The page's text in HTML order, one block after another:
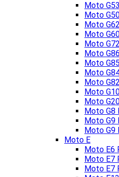
Moto G53
Moto
Moto G62
Moto
Moto G72
Moto G86
Moto G85
Moto
Moto G82
Moto
Moto
Moto G8
Moto G9
Moto G9
Moto E
Moto E6
Moto E7
Moto E7